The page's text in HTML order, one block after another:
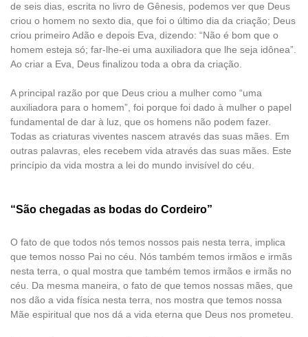
de seis dias, escrita no livro de Gênesis, podemos ver que Deus
criou o homem no sexto dia, que foi o último dia da criação; Deus
criou primeiro Adão e depois Eva, dizendo: “Não é bom que o
homem esteja só; far-lhe-ei uma auxiliadora que lhe seja idônea”.
Ao criar a Eva, Deus finalizou toda a obra da criação.
A principal razão por que Deus criou a mulher como “uma
auxiliadora para o homem”, foi porque foi dado à mulher o papel
fundamental de dar à luz, que os homens não podem fazer.
Todas as criaturas viventes nascem através das suas mães. Em
outras palavras, eles recebem vida através das suas mães. Este
princípio da vida mostra a lei do mundo invisível do céu.
“São chegadas as bodas do Cordeiro”
O fato de que todos nós temos nossos pais nesta terra, implica
que temos nosso Pai no céu. Nós também temos irmãos e irmãs
nesta terra, o qual mostra que também temos irmãos e irmãs no
céu. Da mesma maneira, o fato de que temos nossas mães, que
nos dão a vida física nesta terra, nos mostra que temos nossa
Mãe espiritual que nos dá a vida eterna que Deus nos prometeu.